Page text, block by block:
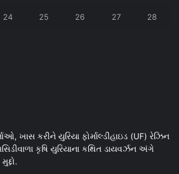
24 25 26 27 28
ખાસ કરીને યુરિયા ફોર્માલ્ડીહાઇડ (UF) રેઝિન
કૃષિ યુરિયાના કથિત ડાયવર્ઝન અંગે